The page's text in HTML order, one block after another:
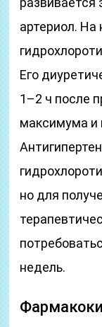
артериол.
Его
1–2 ч после
максимума и
но для
недель.